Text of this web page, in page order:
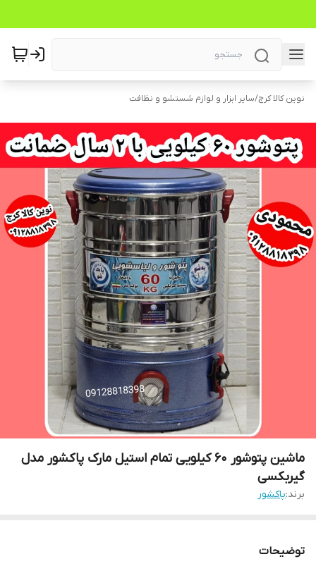
نوین کالا کرج/سایر ابزار و لوازم شستشو و نظافت
ماشین پتوشور ۶۰ کیلویی تمام استیل مارک پاکشور مدل
گیربکسی
برند:پاکشور
توضیحات